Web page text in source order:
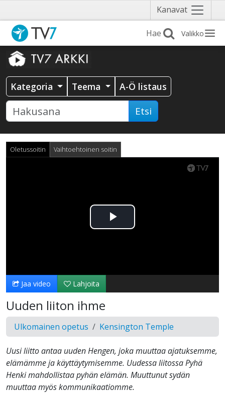
Kanavat Näytä
valikko
Valikko
Kategoria Teema A-Ö listaus
Etsi
Oletussoitin Vaihtoehtoinen soitin
Toista
Jaa video Lahjoita
Uuden liiton ihme
Ulkomainen opetus Kensington Temple
Uusi liitto antaa uuden Hengen, joka muuttaa ajatuksemme,
elämämme ja käyttäytymisemme. Uudessa liitossa Pyhä
Henki mahdollistaa pyhän elämän. Muuttunut sydän
muuttaa myös kommunikaatiomme.